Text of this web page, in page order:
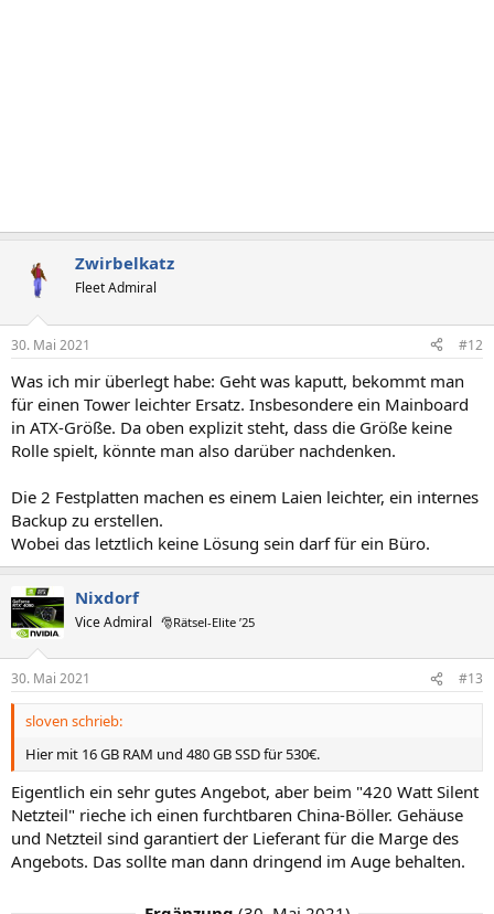
Zwirbelkatz
Fleet Admiral
30. Mai 2021 #12
Was ich mir überlegt habe: Geht was kaputt, bekommt man
für einen Tower leichter Ersatz. Insbesondere ein Mainboard
in ATX-Größe. Da oben explizit steht, dass die Größe keine
Rolle spielt, könnte man also darüber nachdenken.
Die 2 Festplatten machen es einem Laien leichter, ein internes
Backup zu erstellen.
Wobei das letztlich keine Lösung sein darf für ein Büro.
Nixdorf
Vice Admiral 🎅Rätsel-Elite ’25
30. Mai 2021 #13
sloven schrieb:
Hier mit 16 GB RAM und 480 GB SSD für 530€.
Eigentlich ein sehr gutes Angebot, aber beim "420 Watt Silent
Netzteil" rieche ich einen furchtbaren China-Böller. Gehäuse
und Netzteil sind garantiert der Lieferant für die Marge des
Angebots. Das sollte man dann dringend im Auge behalten.